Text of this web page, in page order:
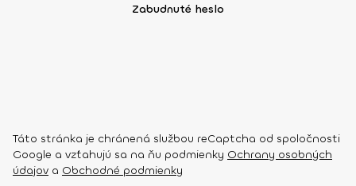
Zabudnuté heslo
Táto stránka je chránená službou reCaptcha od spoločnosti
Google a vzťahujú sa na ňu podmienky Ochrany osobných
údajov a Obchodné podmienky